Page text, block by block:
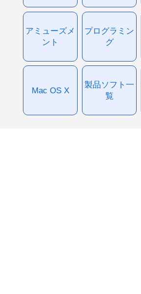
アミューズメ
ント
プログラミン
グ
Mac OS X
製品ソフト一
覧